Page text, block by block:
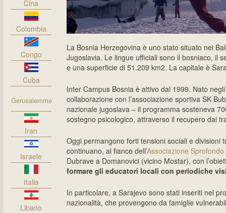
Cina
Colombia
Congo
Cuba
Gerusalemme
Iran
Israele
Italia
Libano
La Bosnia Herzegovina è uno stato situato nei
Jugoslavia. Le lingue ufficiali sono il bosniaco, il
e una superficie di 51.209 km2. La capitale è
Inter Campus Bosnia è attivo dal 1999. Nato
collaborazione con l’associazione sportiva SK
nazionale jugoslava – il programma sosteneva
sostegno psicologico, attraverso il recupero dai
Oggi permangono forti tensioni sociali e divisioni
continuano, al fianco dell’Associazione Sprofondo
Dubrave a Domanovici (vicino Mostar), con
formare gli educatori locali con periodiche
In particolare, a Sarajevo sono stati inseriti nel
nazionalità, che provengono da famiglie